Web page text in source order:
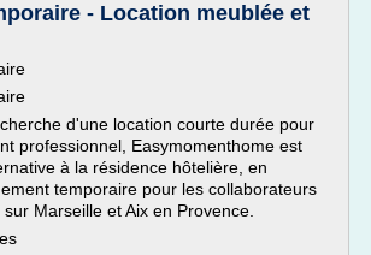
- Location meublée et
d'une location courte durée pour
professionnel, Easymomenthome est
à la résidence hôtelière, en
temporaire pour les collaborateurs
Marseille et Aix en Provence.